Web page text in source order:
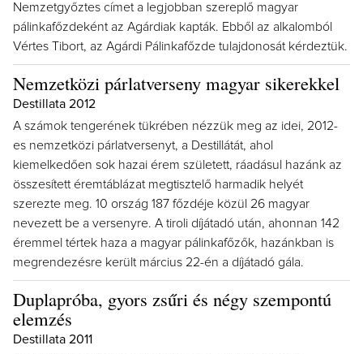
Nemzetgyőztes címet a legjobban szereplő magyar
pálinkafőzdeként az Agárdiak kapták. Ebből az alkalomból
Vértes Tibort, az Agárdi Pálinkafőzde tulajdonosát kérdeztük.
Nemzetközi párlatverseny magyar sikerekkel
Destillata 2012
A számok tengerének tükrében nézzük meg az idei, 2012-
es nemzetközi párlatversenyt, a Destillátát, ahol
kiemelkedően sok hazai érem született, ráadásul hazánk az
összesített éremtáblázat megtisztelő harmadik helyét
szerezte meg. 10 ország 187 főzdéje közül 26 magyar
nevezett be a versenyre. A tiroli díjátadó után, ahonnan 142
éremmel tértek haza a magyar pálinkafőzők, hazánkban is
megrendezésre került március 22-én a díjátadó gála.
Duplapróba, gyors zsűri és négy szempontú
elemzés
Destillata 2011